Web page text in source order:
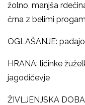
žolno, manjša
črna z belimi
OGLAŠANJE:
HRANA: ličinke
jagodičevje
ŽIVLJENJSKA